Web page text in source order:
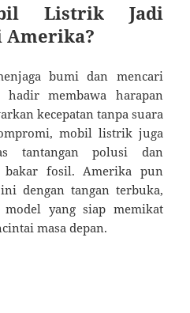
Listrik Jadi
Amerika?
bumi dan mencari
membawa harapan
kecepatan tanpa suara
mobil listrik juga
tantangan polusi dan
bakar fosil. Amerika pun
dengan tangan terbuka,
model yang siap memikat
masa depan.